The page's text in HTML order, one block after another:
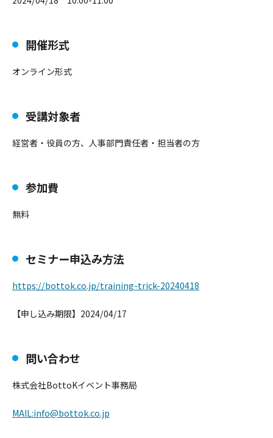
開催形式
オンライン形式
受講対象者
経営者・役員の方、人事部門責任者・担当者の方
参加費
無料
セミナー申込み方法
https://bottok.co.jp/training-trick-20240418
【申し込み期限】 2024/04/17
問い合わせ
株式会社BottoKイベント事務局
MAIL:info@bottok.co.jp